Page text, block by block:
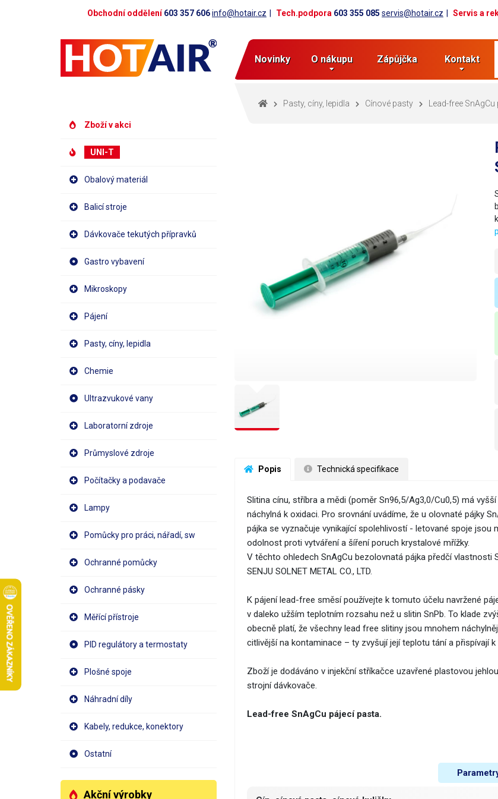
Obchodní oddělení603 357 606info@hotair.cz Tech.podpora 603 355 085 servis@hotair.cz Servis a
Novinky O nákupu Zápůjčka Kontakt
Zboží v akci
UNI-T
Obalový materiál
Balicí stroje
Dávkovače tekutých přípravků
Gastro vybavení
Mikroskopy
Pájení
Pasty, cíny, lepidla
Chemie
Ultrazvukové vany
Laboratorní zdroje
Průmyslové zdroje
Počítačky a podavače
Lampy
Pomůcky pro práci, nářadí, sw
Ochranné pomůcky
Ochranné pásky
Měřící přístroje
PID regulátory a termostaty
Plošné spoje
Náhradní díly
Kabely, redukce, konektory
Ostatní
Akční výrobky
Pasty, cíny, lepidla Cínové pasty Lead-free
Popis Technická specifikace
Slitina cínu, stříbra a mědi (poměr Sn96,5/Ag3,0/Cu0,5) má
náchylná k oxidaci. Pro srovnání uvádíme, že u olovnaté pájky
pájka se vyznačuje vynikající spolehlivostí - letované spoje jsou
odolnost proti vytváření a šíření poruch krystalové mřížky.
V těchto ohledech SnAgCu bezolovnatá pájka předčí vlastnosti
SENJU SOLNET METAL CO., LTD.
K pájení lead-free směsí používejte k tomuto účelu navržené
v daleko užším teplotním rozsahu než u slitin SnPb. To klade
obecně platí, že všechny lead free slitiny jsou mnohem
citlivější na kontaminace – ty zvyšují její teplotu tání a přispívají k
Zboží je dodáváno v injekční stříkačce uzavřené plastovou
strojní dávkovače.
Lead-free SnAgCu pájecí pasta.